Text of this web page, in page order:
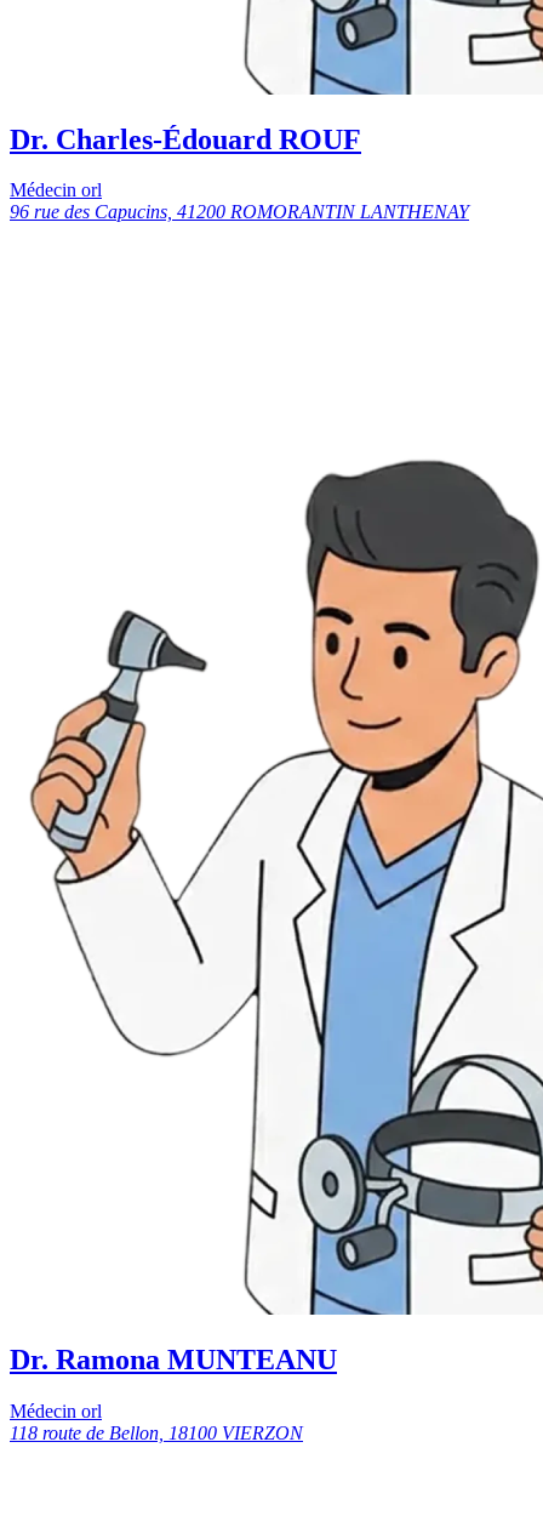
Dr. Charles-Édouard ROUF
Médecin orl
96 rue des Capucins, 41200 ROMORANTIN LANTHENAY
Dr. Ramona MUNTEANU
Médecin orl
118 route de Bellon, 18100 VIERZON